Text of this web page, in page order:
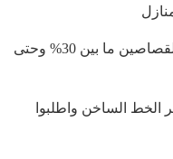
وتتراوح قيمة العروض في يونيون اير القصاصين ما بين 30% وحتى
الخط الساخن واطلبوا